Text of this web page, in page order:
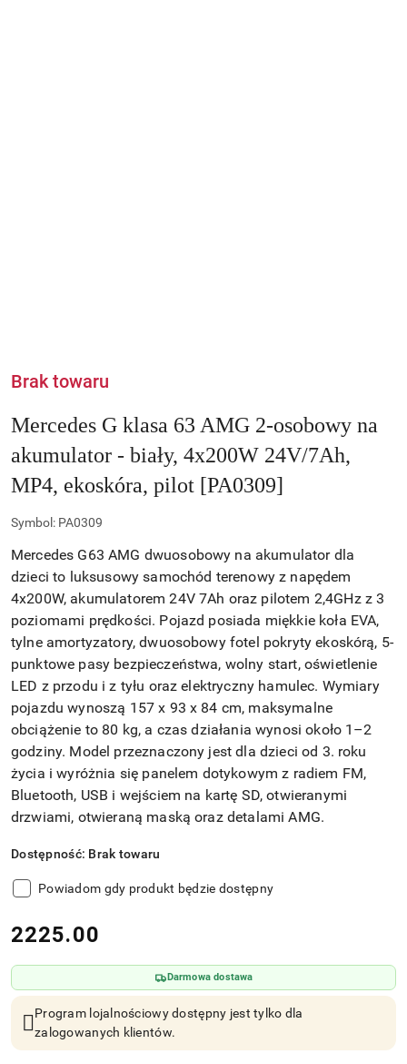
Brak towaru
Mercedes G klasa 63 AMG 2-osobowy na
akumulator - biały, 4x200W 24V/7Ah,
MP4, ekoskóra, pilot [PA0309]
Symbol: PA0309
Mercedes G63 AMG dwuosobowy na akumulator dla
dzieci to luksusowy samochód terenowy z napędem
4x200W, akumulatorem 24V 7Ah oraz pilotem 2,4GHz z 3
poziomami prędkości. Pojazd posiada miękkie koła EVA,
tylne amortyzatory, dwuosobowy fotel pokryty ekoskórą, 5-
punktowe pasy bezpieczeństwa, wolny start, oświetlenie
LED z przodu i z tyłu oraz elektryczny hamulec. Wymiary
pojazdu wynoszą 157 x 93 x 84 cm, maksymalne
obciążenie to 80 kg, a czas działania wynosi około 1–2
godziny. Model przeznaczony jest dla dzieci od 3. roku
życia i wyróżnia się panelem dotykowym z radiem FM,
Bluetooth, USB i wejściem na kartę SD, otwieranymi
drzwiami, otwieraną maską oraz detalami AMG.
Dostępność: Brak towaru
Powiadom gdy produkt będzie dostępny
cena:
2225.00
Darmowa dostawa
Program lojalnościowy dostępny jest tylko dla
zalogowanych klientów.